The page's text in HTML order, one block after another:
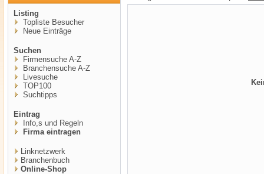
Listing
Topliste Besucher
Neue Einträge
Suchen
Firmensuche A-Z
Branchensuche A-Z
Livesuche
TOP100
Suchtipps
Eintrag
Info,s und Regeln
Firma eintragen
Linknetzwerk
Branchenbuch
Online-Shop